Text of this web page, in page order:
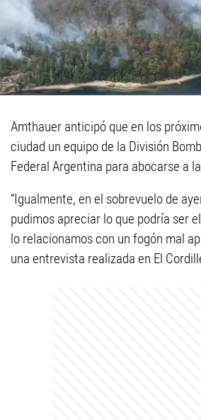
Amthauer anticipó que en los
ciudad un equipo de la División
Federal Argentina para abocarse a
“Igualmente, en el sobrevuelo de
pudimos apreciar lo que podría ser
lo relacionamos con un fogón mal
una entrevista realizada en El